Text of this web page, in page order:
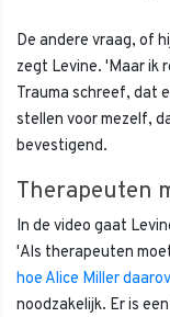
De andere vraag, of
zegt Levine. 'Maar ik
Trauma schreef, dat
stellen voor mezelf,
bevestigend.
Therapeuten
In de video gaat
'Als therapeuten
hoe Alice Miller
noodzakelijk. Er is